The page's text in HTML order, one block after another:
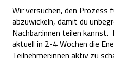
Wir versuchen, den Prozess
abzuwickeln, damit du
Nachbar:innen teilen
aktuell in 2-4 Wochen die
Teilnehmer:innen aktiv zu